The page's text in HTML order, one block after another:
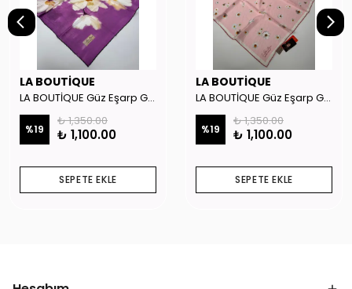
LA BOUTİQUE
LA BOUTİQUE Güz Eşarp GYSE262908
%19
₺ 1,350.00
₺ 1,100.00
SEPETE EKLE
LA BOUTİQUE
LA BOUTİQUE Güz Eşarp GYSE130804
%19
₺ 1,350.00
₺ 1,100.00
SEPETE EKLE